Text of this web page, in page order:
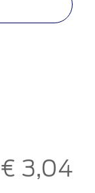
€ 3,04